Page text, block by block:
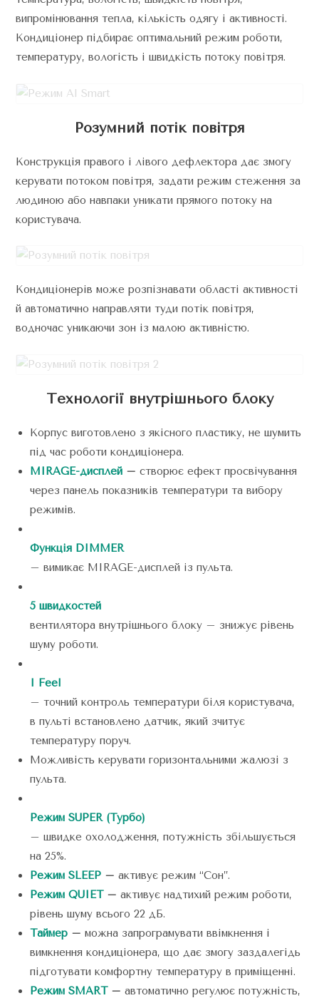
випромінювання тепла, кількість одягу і активності.
Кондиціонер підбирає оптимальний режим роботи,
температуру, вологість і швидкість потоку повітря.
Розумний потік повітря
Конструкція правого і лівого дефлектора дає змогу
керувати потоком повітря, задати режим стеження за
людиною або навпаки уникати прямого потоку на
користувача.
Кондиціонерів може розпізнавати області активності
й автоматично направляти туди потік повітря,
водночас уникаючи зон із малою активністю.
Технології внутрішнього блоку
Корпус виготовлено з якісного пластику, не шумить
під час роботи кондиціонера.
MIRAGE-дисплей – створює ефект просвічування
через панель показників температури та вибору
режимів.
Функція DIMMER
– вимикає MIRAGE-дисплей із пульта.
5 швидкостей
вентилятора внутрішнього блоку – знижує рівень
шуму роботи.
I Feel
– точний контроль температури біля користувача,
в пульті встановлено датчик, який зчитує
температуру поруч.
Можливість керувати горизонтальними жалюзі з
пульта.
Режим SUPER (Турбо)
– швидке охолодження, потужність збільшується
на 25%.
Режим SLEEP – активує режим “Сон”.
Режим QUIET– активує надтихий режим роботи,
рівень шуму всього 22 дБ.
Таймер – можна запрограмувати ввімкнення і
вимкнення кондиціонера, що дає змогу заздалегідь
підготувати комфортну температуру в приміщенні.
Режим SMART– автоматично регулює потужність,